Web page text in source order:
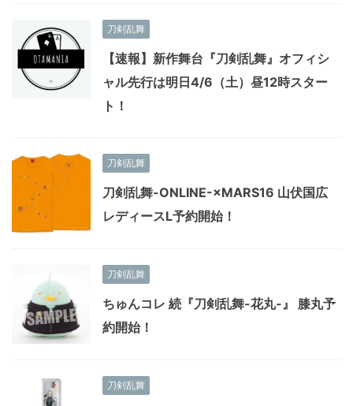
刀剣乱舞
【速報】新作舞台『刀剣乱舞』オフィシ
ャル先行は明日4/6（土）昼12時スター
ト！
刀剣乱舞
刀剣乱舞-ONLINE-×MARS16 山伏国広
レディースL予約開始！
刀剣乱舞
ちゅんコレ 続『刀剣乱舞-花丸-』 膝丸予
約開始！
刀剣乱舞